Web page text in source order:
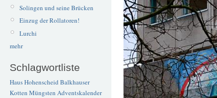
Solingen und seine Brücken
Einzug der Rollatoren!
Lurchi
mehr
Schlagwortliste
Haus Hohenscheid Balkhauser
Kotten Müngsten Adventskalender